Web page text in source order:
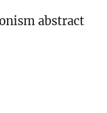
abstract